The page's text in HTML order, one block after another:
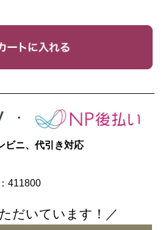
ビニ、代引き対応
411800
だいています！／